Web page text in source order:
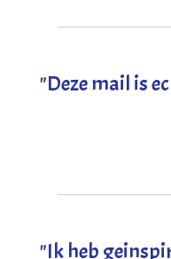
"Deze mail is
"Ik heb